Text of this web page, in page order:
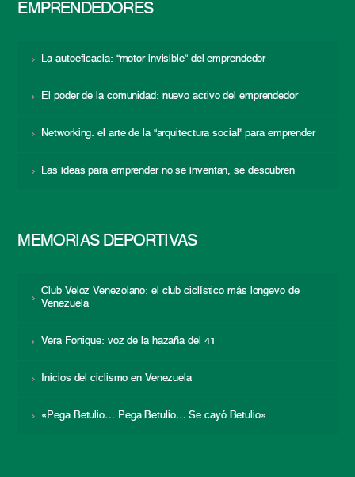
EMPRENDEDORES
La autoeficacia: “motor invisible” del emprendedor
El poder de la comunidad: nuevo activo del emprendedor
Networking: el arte de la “arquitectura social” para emprender
Las ideas para emprender no se inventan, se descubren
MEMORIAS DEPORTIVAS
Club Veloz Venezolano: el club ciclístico más longevo de
Venezuela
Vera Fortique: voz de la hazaña del 41
Inicios del ciclismo en Venezuela
«Pega Betulio… Pega Betulio… Se cayó Betulio»